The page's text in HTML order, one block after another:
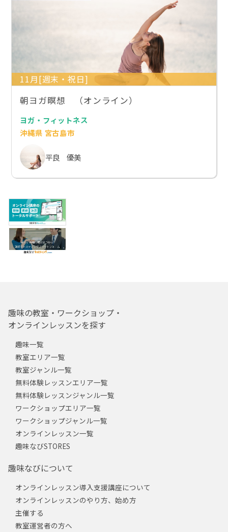
11月[週末・祝日]
朝ヨガ瞑想 （オンライン）
ヨガ・フィットネス
沖縄県 宮古島市
平良 優美
趣味の教室・ワークショップ・
オンラインレッスンを探す
趣味一覧
教室エリア一覧
教室ジャンル一覧
無料体験レッスンエリア一覧
無料体験レッスンジャンル一覧
ワークショップエリア一覧
ワークショップジャンル一覧
オンラインレッスン一覧
趣味なびSTORES
趣味なびについて
オンラインレッスン導入支援講座について
オンラインレッスンのやり方、始め方
主催する
教室運営者の方へ